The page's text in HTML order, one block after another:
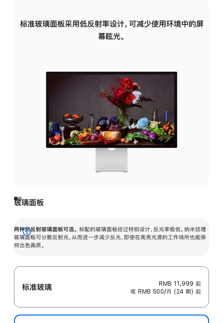
标准玻璃面板采用低反射率设计，可减少使用环境中的屏
幕眩光。
玻璃面板
两种抗反射玻璃面板可选。 标配的玻璃面板经过特别设计，反光率极低。纳米纹理
玻璃面板可分散反射光，从而进一步减少反光，即使在高亮光源的工作场所也能保
持出色画质。
展
开
标准玻璃 RMB 11,999 起
或 RMB 500/月 (24 期) 起